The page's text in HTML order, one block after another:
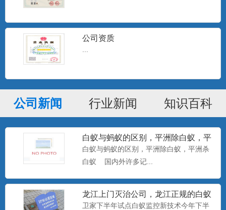
公司资质
公司新闻 行业新闻 知识百科
白蚁与蚂蚁的区别，平洲除白蚁，平
洲杀白蚁
白蚁与蚂蚁的区别，平洲除白蚁，平洲杀
白蚁 国内外许多记...
龙江上门灭治公司，龙江正规的白蚁
防治中心，卫家下半年试点白
卫家下半年试点白蚁监控新技术今年下半